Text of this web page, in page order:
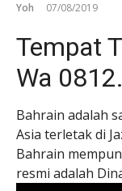
Yoh 07/08/2019
Tempat
Wa
Bahrain adalah
Asia terletak di
Bahrain
resmi adalah